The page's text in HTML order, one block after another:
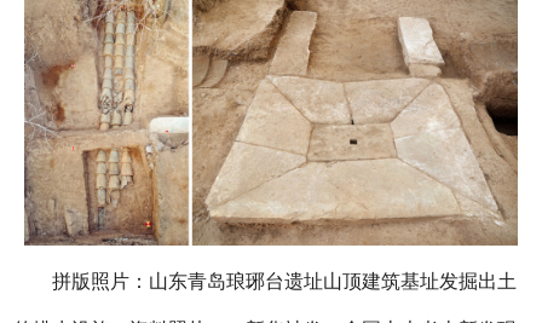
拼版照片：山东青岛琅琊台遗址山顶建筑基址发掘出土